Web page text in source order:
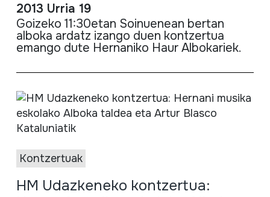
2013 Urria 19
Goizeko 11:30etan Soinuenean bertan
alboka ardatz izango duen kontzertua
emango dute Hernaniko Haur Albokariek.
Kontzertuak
HM Udazkeneko kontzertua: